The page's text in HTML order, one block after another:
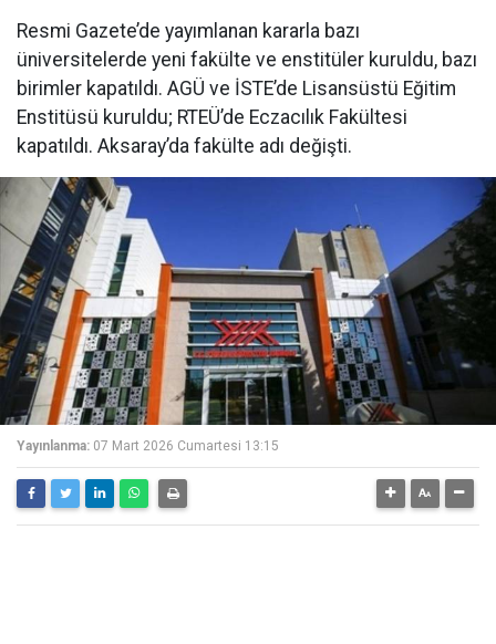
Resmi Gazete’de yayımlanan kararla bazı
üniversitelerde yeni fakülte ve enstitüler kuruldu, bazı
birimler kapatıldı. AGÜ ve İSTE’de Lisansüstü Eğitim
Enstitüsü kuruldu; RTEÜ’de Eczacılık Fakültesi
kapatıldı. Aksaray’da fakülte adı değişti.
Yayınlanma: 07 Mart 2026 Cumartesi 13:15